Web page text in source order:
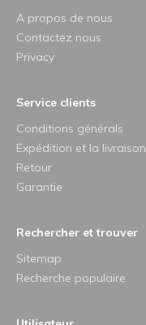
A propos de nous
Contactez nous
Privacy
Service clients
Conditions générals
Expédition et la livraison
Retour
Garantie
Rechercher et trouver
Sitemap
Recherche populaire